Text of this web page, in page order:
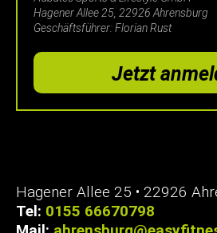
Hagener Allee 25, 22926 Ahrensburg
Geschäftsführer: Florian Rust
Hagener Allee 25 • 22926
Tel: 0155 66670798